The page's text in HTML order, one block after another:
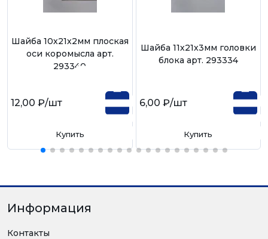
Шайба 10х21х2мм плоская
оси коромысла арт.
293340
12,00 ₽/шт
Купить
Шайба 11х21х3мм головки
блока арт. 293334
6,00 ₽/шт
Купить
Информация
Контакты